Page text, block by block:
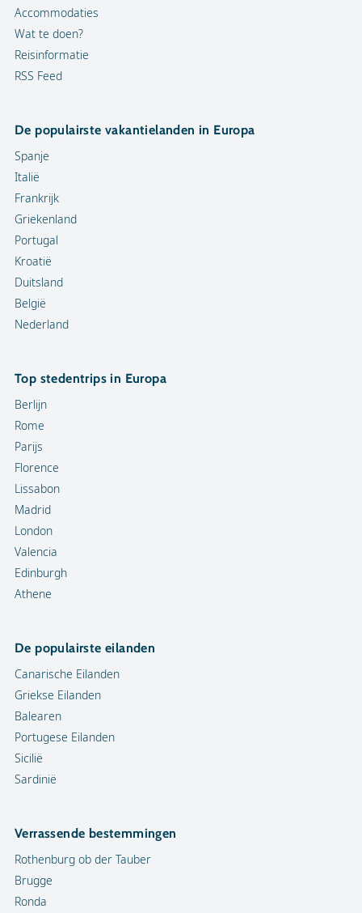
Accommodaties
Wat te doen?
Reisinformatie
RSS Feed
De populairste vakantielanden in Europa
Spanje
Italië
Frankrijk
Griekenland
Portugal
Kroatië
Duitsland
België
Nederland
Top stedentrips in Europa
Berlijn
Rome
Parijs
Florence
Lissabon
Madrid
London
Valencia
Edinburgh
Athene
De populairste eilanden
Canarische Eilanden
Griekse Eilanden
Balearen
Portugese Eilanden
Sicilië
Sardinië
Verrassende bestemmingen
Rothenburg ob der Tauber
Brugge
Ronda